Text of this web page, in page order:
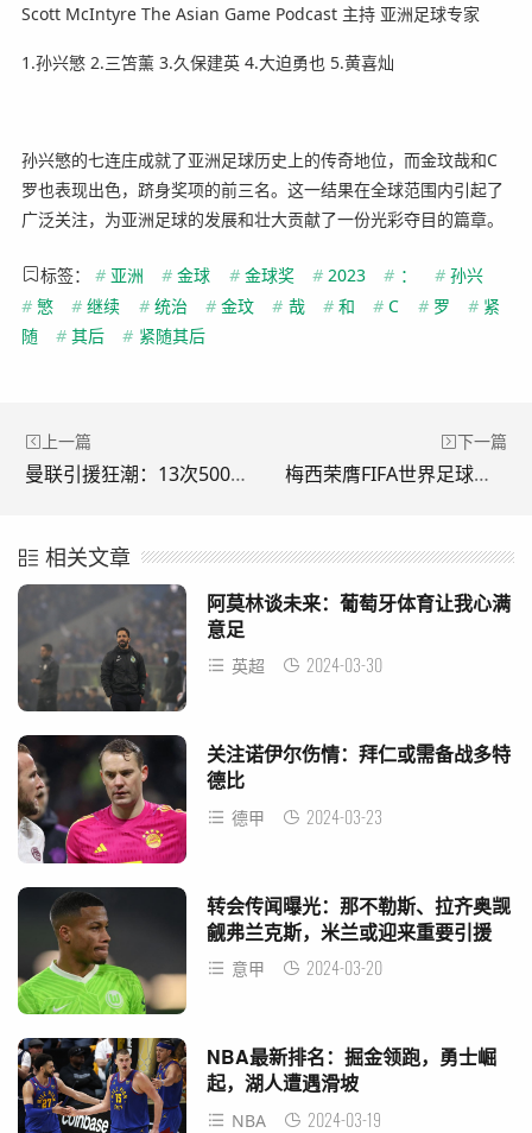
Scott McIntyre The Asian Game Podcast 主持 亚洲足球专家
1.孙兴慜 2.三笘薰 3.久保建英 4.大迫勇也 5.黄喜灿
孙兴慜的七连庄成就了亚洲足球历史上的传奇地位，而金玟哉和C
罗也表现出色，跻身奖项的前三名。这一结果在全球范围内引起了
广泛关注，为亚洲足球的发展和壮大贡献了一份光彩夺目的篇章。
标签： # 亚洲 # 金球 # 金球奖 # 2023 # ： # 孙兴
# 慜 # 继续 # 统治 # 金玟 # 哉 # 和 # C # 罗 # 紧
随
# 其后 # 紧随其后
上一篇
曼联引援狂潮：13次5000万以上交易，唯一胜者是B费利马
下一篇
梅西荣膺FIFA世界足球先生，莫德里奇选择引发骚乱
相关文章
阿莫林谈未来：葡萄牙体育让我心满
意足
英超 2024-03-30
关注诺伊尔伤情：拜仁或需备战多特
德比
德甲 2024-03-23
转会传闻曝光：那不勒斯、拉齐奥觊
觎弗兰克斯，米兰或迎来重要引援
意甲 2024-03-20
NBA最新排名：掘金领跑，勇士崛
起，湖人遭遇滑坡
NBA 2024-03-19